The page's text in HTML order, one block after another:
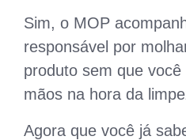
Sim, o MOP
responsável por
produto sem que
mãos na hora da
Agora que você já